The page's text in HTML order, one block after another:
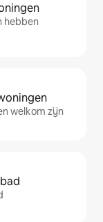
hebben
welkom zijn